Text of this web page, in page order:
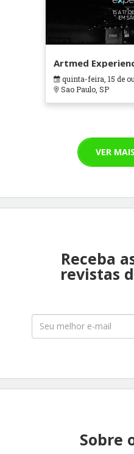
Artmed
quinta-feira, 15 de
Sao Paulo, SP
VER
Receba
revistas
Sobre